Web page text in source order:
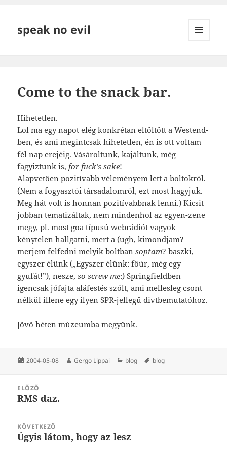
speak no evil
Come to the snack bar.
Hihetetlen.
Lol ma egy napot elég konkrétan eltöltött a Westend-
ben, és ami megintcsak hihetetlen, én is ott voltam
fél nap erejéig. Vásároltunk, kajáltunk, még
fagyiztunk is, for fuck’s sake!
Alapvetően pozitívabb véleményem lett a boltokról.
(Nem a fogyasztói társadalomról, ezt most hagyjuk.
Meg hát volt is honnan pozitívabbnak lenni.) Kicsit
jobban tematizáltak, nem mindenhol az egyen-zene
megy, pl. most goa típusú webrádiót vagyok
kénytelen hallgatni, mert a (ugh, kimondjam?
merjem felfedni melyik boltbansoptam? baszki,
egyszer élünk („Egyszer élünk: főúr, még egy
gyufát!”), nesze,so screw me:) Springfieldben
igencsak jófajta aláfestés szólt, ami mellesleg csont
nélkül illene egy ilyen SPR-jellegű divtbemutatóhoz.
Jövő héten múzeumba megyünk.
Közzétéve
2004-05-08 Szerző
Gergo Lippai Kategória
blog Címke
blog
navigáció
ELŐZŐ
Korábbi
RMS daz.
KÖVETKEZŐ
Következő
Úgyis látom, hogy az lesz